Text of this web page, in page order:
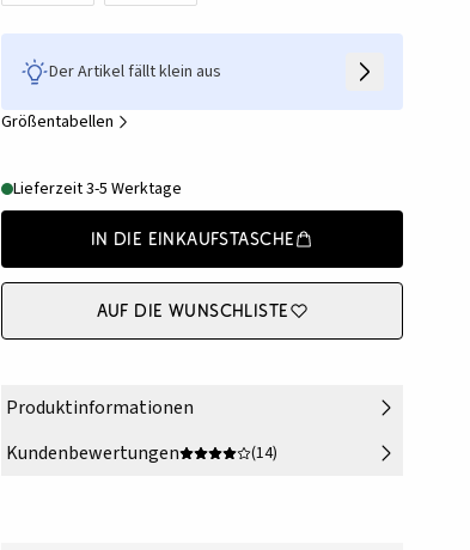
Der Artikel fällt klein aus
Größentabellen
Lieferzeit 3-5 Werktage
In die Einkaufstasche
Auf die Wunschliste
Produktinformationen
Kundenbewertungen
(14)